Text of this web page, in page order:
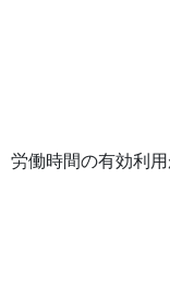
働時間の有効利